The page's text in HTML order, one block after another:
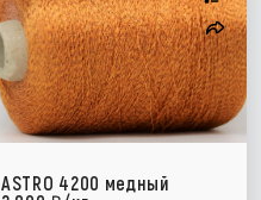
ASTRO 4200 медный